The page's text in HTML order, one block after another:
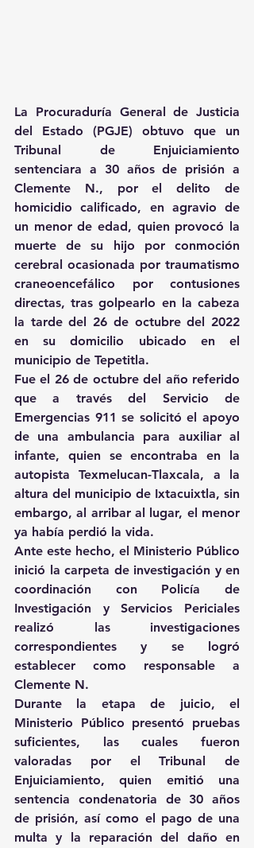
La Procuraduría General de Justicia
del Estado (PGJE) obtuvo que un
Tribunal de Enjuiciamiento
sentenciara a 30 años de prisión a
Clemente N., por el delito de
homicidio calificado, en agravio de
un menor de edad, quien provocó la
muerte de su hijo por conmoción
cerebral ocasionada por traumatismo
craneoencefálico por contusiones
directas, tras golpearlo en la cabeza
la tarde del 26 de octubre del 2022
en su domicilio ubicado en el
municipio de Tepetitla.
Fue el 26 de octubre del año referido
que a través del Servicio de
Emergencias 911 se solicitó el apoyo
de una ambulancia para auxiliar al
infante, quien se encontraba en la
autopista Texmelucan-Tlaxcala, a la
altura del municipio de Ixtacuixtla, sin
embargo, al arribar al lugar, el menor
ya había perdió la vida.
Ante este hecho, el Ministerio Público
inició la carpeta de investigación y en
coordinación con Policía de
Investigación y Servicios Periciales
realizó las investigaciones
correspondientes y se logró
establecer como responsable a
Clemente N.
Durante la etapa de juicio, el
Ministerio Público presentó pruebas
suficientes, las cuales fueron
valoradas por el Tribunal de
Enjuiciamiento, quien emitió una
sentencia condenatoria de 30 años
de prisión, así como el pago de una
multa y la reparación del daño en